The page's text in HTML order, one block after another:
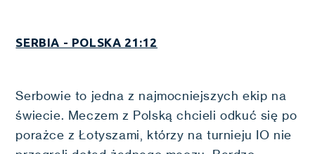
SERBIA - POLSKA 21:12
Serbowie to jedna z najmocniejszych ekip na
świecie. Meczem z Polską chcieli odkuć się po
porażce z Łotyszami, którzy na turnieju IO nie